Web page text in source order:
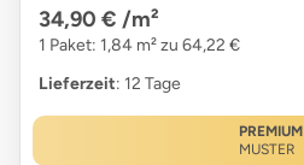
34,90 € /m²
1 Paket: 1,84 m² zu 64,22 €
Lieferzeit: 12 Tage
PREMIUM
MUSTER